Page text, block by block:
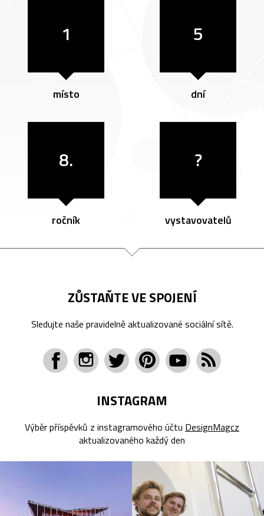
1
místo
5
dní
8.
ročník
?
vystavovatelů
ZŮSTAŇTE VE SPOJENÍ
Sledujte naše pravidelně aktualizované sociální sítě.
INSTAGRAM
Výběr příspěvků z instagramového účtu DesignMagcz
aktualizovaného každý den